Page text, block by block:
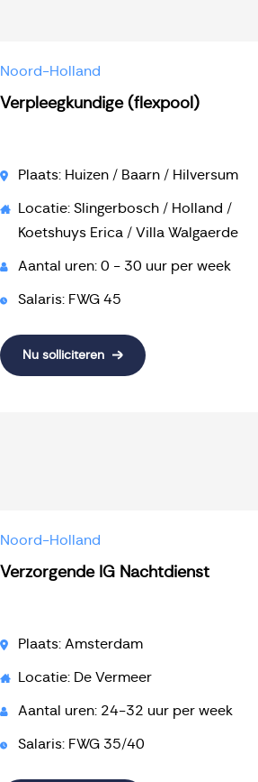
Noord-Holland
Verpleegkundige (flexpool)
Plaats: Huizen / Baarn / Hilversum
Locatie: Slingerbosch / Holland /
Koetshuys Erica / Villa Walgaerde
Aantal uren: 0 - 30 uur per week
Salaris: FWG 45
Nu solliciteren
Noord-Holland
Verzorgende IG Nachtdienst
Plaats: Amsterdam
Locatie: De Vermeer
Aantal uren: 24-32 uur per week
Salaris: FWG 35/40